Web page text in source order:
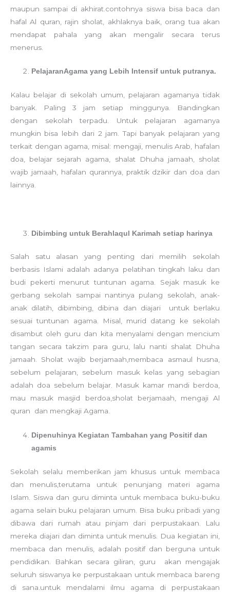
maupun sampai di akhirat.contohnya siswa bisa baca dan
hafal Al quran, rajin sholat, akhlaknya baik, orang tua akan
mendapat pahala yang akan mengalir secara terus
menerus.
PelajaranAgama yang Lebih Intensif untuk putranya.
Kalau belajar di sekolah umum, pelajaran agamanya tidak
banyak. Paling 3 jam setiap minggunya. Bandingkan
dengan sekolah terpadu. Untuk pelajaran agamanya
mungkin bisa lebih dari 2 jam. Tapi banyak pelajaran yang
terkait dengan agama, misal: mengaji, menulis Arab, hafalan
doa, belajar sejarah agama, shalat Dhuha jamaah, sholat
wajib jamaah, hafalan qurannya, praktik dzikir dan doa dan
lainnya.
Dibimbing untuk Berahlaqul Karimah setiap harinya
Salah satu alasan yang penting dari memilih sekolah
berbasis Islami adalah adanya pelatihan tingkah laku dan
budi pekerti menurut tuntunan agama. Sejak masuk ke
gerbang sekolah sampai nantinya pulang sekolah, anak-
anak dilatih, dibimbing, dibina dan diajari untuk berlaku
sesuai tuntunan agama. Misal, murid datang ke sekolah
disambut oleh guru dan kita menyalami dengan mencium
tangan secara takzim para guru, lalu nanti shalat Dhuha
jamaah. Sholat wajib berjamaah,membaca asmaul husna,
sebelum pelajaran, sebelum masuk kelas yang sebagian
adalah doa sebelum belajar. Masuk kamar mandi berdoa,
mau masuk masjid berdoa,sholat berjamaah, mengaji Al
quran dan mengkaji Agama.
Dipenuhinya Kegiatan Tambahan yang Positif dan
agamis
Sekolah selalu memberikan jam khusus untuk membaca
dan menulis,terutama untuk penunjang materi agama
Islam. Siswa dan guru diminta untuk membaca buku-buku
agama selain buku pelajaran umum. Bisa buku pribadi yang
dibawa dari rumah atau pinjam dari perpustakaan. Lalu
mereka diajari dan diminta untuk menulis. Dua kegiatan ini,
membaca dan menulis, adalah positif dan berguna untuk
pendidikan. Bahkan secara giliran, guru akan mengajak
seluruh siswanya ke perpustakaan untuk membaca bareng
di sana.untuk mendalami ilmu agama di perpustakaan